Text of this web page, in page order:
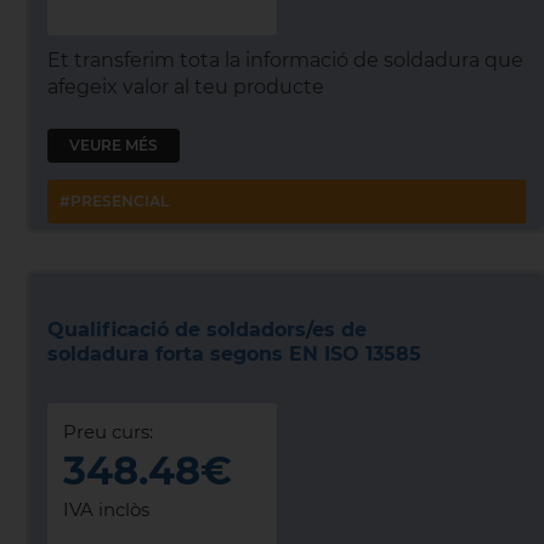
Et transferim tota la informació de soldadura que
afegeix valor al teu producte
VEURE MÉS
#PRESENCIAL
Qualificació de soldadors/es de
soldadura forta segons EN ISO 13585
Preu curs:
348.48€
IVA inclòs